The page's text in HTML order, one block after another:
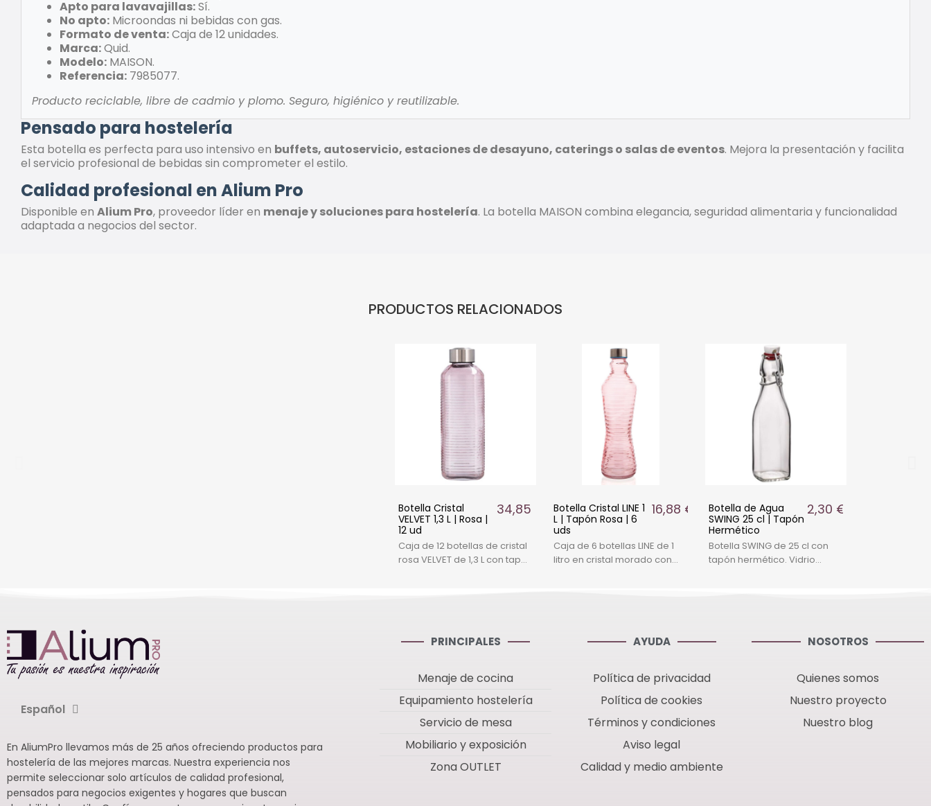
Apto para lavavajillas:Sí.
No apto: Microondas ni bebidas con gas.
Formato de venta:Caja de 12 unidades.
Marca:Quid.
Modelo: MAISON.
Referencia: 7985077.
Producto reciclable, libre de cadmio y plomo. Seguro, higiénico y reutilizable.
Pensado para hostelería
Esta botella es perfecta para uso intensivo en buffets, autoservicio, estaciones de desayuno, caterings o salas de eventos. Mejora la presentación y facilita
el servicio profesional de bebidas sin comprometer el estilo.
Calidad profesional en Alium Pro
Disponible en Alium Pro, proveedor líder en menaje y soluciones para hostelería. La botella MAISON combina elegancia, seguridad alimentaria y funcionalidad
adaptada a negocios del sector.
PRODUCTOS RELACIONADOS
Botella Cristal
VELVET 1,3 L | Rosa |
12 ud
34,85 €
Caja de 12 botellas de cristal
rosa VELVET de 1,3 L con tapón
Botella Cristal LINE 1
L | Tapón Rosa | 6
uds
16,88 €
Caja de 6 botellas LINE de 1
litro en cristal morado con
Botella de Agua
SWING 25 cl | Tapón
Hermético
2,30 €
Botella SWING de 25 cl con
tapón hermético. Vidrio
Español
En AliumPro llevamos más de 25 años ofreciendo productos para
hostelería de las mejores marcas. Nuestra experiencia nos
permite seleccionar solo artículos de calidad profesional,
pensados para negocios exigentes y hogares que buscan
PRINCIPALES
Menaje de cocina
Equipamiento hostelería
Servicio de mesa
Mobiliario y exposición
Zona OUTLET
AYUDA
Política de privacidad
Política de cookies
Términos y condiciones
Aviso legal
Calidad y medio ambiente
NOSOTROS
Quienes somos
Nuestro proyecto
Nuestro blog